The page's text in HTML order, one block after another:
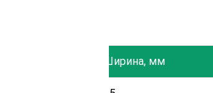
Ширина, мм